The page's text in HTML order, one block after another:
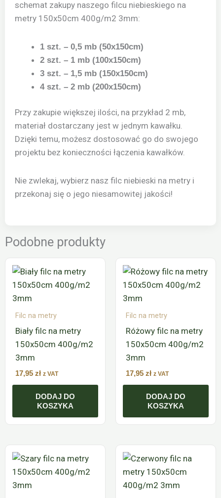
schemat zakupy naszego filcu niebieskiego na
metry 150x50cm 400g/m2 3mm:
1 szt. – 0,5 mb (50x150cm)
2 szt. – 1 mb (100x150cm)
3 szt. – 1,5 mb (150x150cm)
4 szt. – 2 mb (200x150cm)
Przy zakupie większej ilości, na przykład 2 mb,
materiał dostarczany jest w jednym kawałku.
Dzięki temu, możesz dostosować go do swojego
projektu bez konieczności łączenia kawałków.
Nie zwlekaj, wybierz nasz filc niebieski na metry i
przekonaj się o jego niesamowitej jakości!
Podobne produkty
Filc na metry
Biały filc na metry
150x50cm 400g/m2
3mm
17,95 zł z VAT
DODAJ DO
KOSZYKA
Filc na metry
Różowy filc na metry
150x50cm 400g/m2
3mm
17,95 zł z VAT
DODAJ DO
KOSZYKA